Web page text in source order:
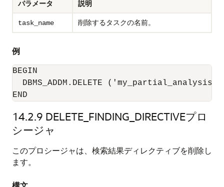
パラメータ 説明
task_name 削除するタスクの名前。
例
BEGIN
DBMS_ADDM.DELETE
END
14.2.9 DELETE_FINDING_DIRECTIVEプロ
シージャ
このプロシージャは、検索結果ディレクティブを削除し
ます。